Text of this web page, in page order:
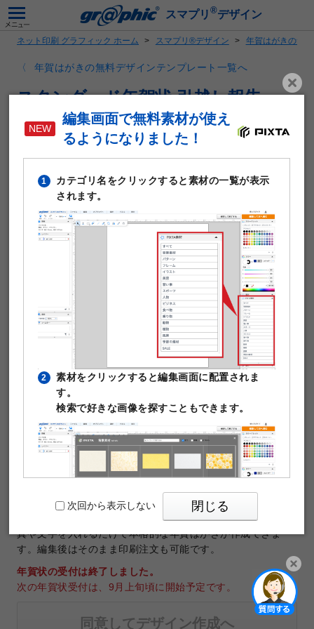
スマプリ ®デザイン
ネット印刷 グラフィック ホーム スマプリ®デザイン 年賀はがきの無
年賀はがきの無料デザインテンプレート一覧へ
スタンダード年賀状 引越し報告
テンプレートNo.36129
商品：年賀はがき
年賀はがきサイズ（100×148mm）
年賀はがき作成に使える無料デザインテンプレートです。写
真や文字を入れるだけで本格的な年賀はがきが作成できま
す。編集後はそのまま印刷注文も可能です。
年賀状の受付は終了しました。
次の年賀状受付は、9月上旬頃に開始予定です。
同意してデザイン作成へ
編集画面で無料素材が使え
るようになりました！
1
カテゴリ名をクリックすると素材の一覧が表示
されます。
2
素材をクリックすると編集画面に配置されま
す。
検索で好きな画像を探すこともできます。
3
PIXTAの透かし文字は印刷時に消えますのでご
次回から表示しない 閉じる
開く